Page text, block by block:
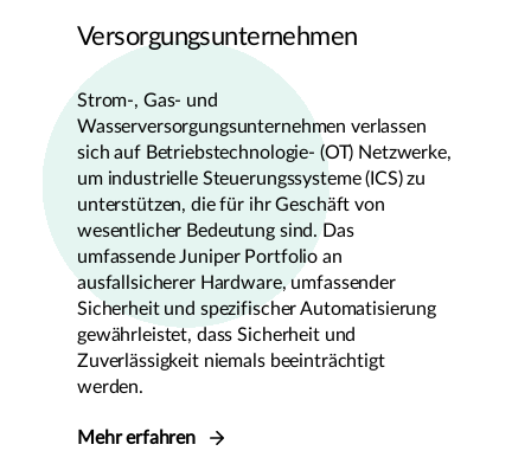
Versorgungsunternehmen
Strom-, Gas- und
Wasserversorgungsunternehmen verlassen
sich auf Betriebstechnologie- (OT) Netzwerke,
um industrielle Steuerungssysteme (ICS) zu
unterstützen, die für ihr Geschäft von
wesentlicher Bedeutung sind. Das
umfassende Juniper Portfolio an
ausfallsicherer Hardware, umfassender
Sicherheit und spezifischer Automatisierung
gewährleistet, dass Sicherheit und
Zuverlässigkeit niemals beeinträchtigt
werden.
Mehr erfahren